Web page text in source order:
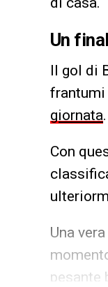
Un
Il gol di
frantumi
giornata.
Con
Una
pesante